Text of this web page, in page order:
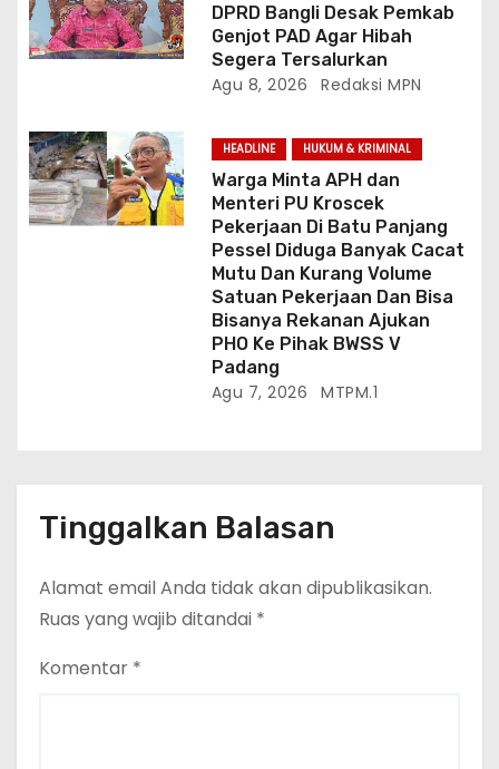
DPRD Bangli Desak Pemkab
Genjot PAD Agar Hibah
Segera Tersalurkan
Agu 8, 2026 Redaksi MPN
HEADLINE HUKUM & KRIMINAL
Warga Minta APH dan
Menteri PU Kroscek
Pekerjaan Di Batu Panjang
Pessel Diduga Banyak Cacat
Mutu Dan Kurang Volume
Satuan Pekerjaan Dan Bisa
Bisanya Rekanan Ajukan
PHO Ke Pihak BWSS V
Padang
Agu 7, 2026 MTPM.1
Tinggalkan Balasan
Alamat email Anda tidak akan dipublikasikan.
Ruas yang wajib ditandai *
Komentar *